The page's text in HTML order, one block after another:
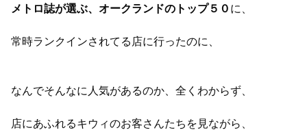
メトロ誌が選ぶ、オークランドのトップ５０ に、
常時ランクインされてる店に行ったのに、
なんでそんなに人気があるのか、全くわからず、
店にあふれるキウィのお客さんたちを見ながら、